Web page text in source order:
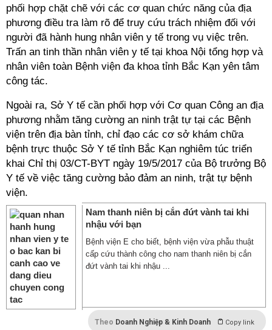
phối hợp chặt chẽ với các cơ quan chức năng của địa
phương điều tra làm rõ để truy cứu trách nhiệm đối với
người đã hành hung nhân viên y tế trong vụ việc trên.
Trấn an tinh thần nhân viên y tế tại khoa Nội tổng hợp và
nhân viên toàn Bệnh viện đa khoa tỉnh Bắc Kạn yên tâm
công tác.
Ngoài ra, Sở Y tế cần phối hợp với Cơ quan Công an địa
phương nhằm tăng cường an ninh trật tự tại các Bệnh
viện trên địa bàn tỉnh, chỉ đạo các cơ sở khám chữa
bệnh trực thuộc Sở Y tế tỉnh Bắc Kạn nghiêm túc triển
khai Chỉ thị 03/CT-BYT ngày 19/5/2017 của Bộ trưởng Bộ
Y tế về việc tăng cường bảo đảm an ninh, trật tự bệnh
viện.
Nam thanh niên bị cắn đứt vành tai khi
nhậu với bạn
Bệnh viện E cho biết, bệnh viện vừa phẫu thuật
cấp cứu thành công cho nam thanh niên bị cắn
đứt vành tai khi nhậu ...
Theo Doanh Nghiệp & Kinh Doanh Copy link